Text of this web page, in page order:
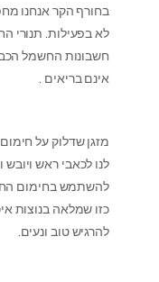
בחורף הקר אנחנו
לא בפעילות. תנורי
חשבונות החשמל
אינם בריאים .
מזגן שדלוק על
לנו לכאבי ראש
להשתמש בחימום
כזו שמלאה בנוצות
להרגיש טוב ונעים.